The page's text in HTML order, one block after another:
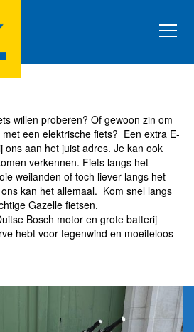
willen proberen? Of gewoon zin om
een elektrische fiets? Een extra E-
ons aan het juist adres. Je kan ook
verkennen. Fiets langs het
weilanden of toch liever langs het
kan het allemaal. Kom snel langs
Gazelle fietsen.
Bosch motor en grote batterij
hebt voor tegenwind en moeiteloos